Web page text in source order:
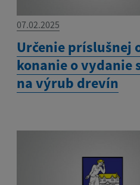
07.02.2025
Určenie príslušnej
konanie o vydanie
na výrub drevín